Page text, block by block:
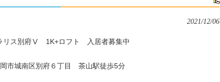
2021/12/06
リス別府Ⅴ 1K+ロフト 入居者募集中
市城南区別府６丁目 茶山駅徒歩5分